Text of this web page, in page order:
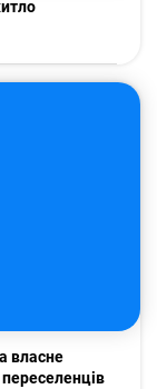
власне
переселенців